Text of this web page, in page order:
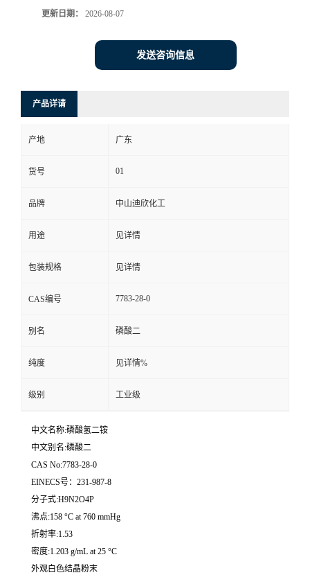
式
在
线
留
言
更新日期： 2026-08-07
发送咨询信息
产品详请
产地 广东
货号 01
品牌 中山迪欣化工
用途 见详情
包装规格 见详情
CAS编号 7783-28-0
别名 磷酸二
纯度 见详情%
级别 工业级
中文名称:磷酸氢二铵
中文别名:磷酸二
CAS No:7783-28-0
EINECS号：231-987-8
分子式:H9N2O4P
沸点:158 °C at 760 mmHg
折射率:1.53
密度:1.203 g/mL at 25 °C
外观白色结晶粉末